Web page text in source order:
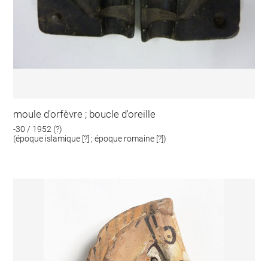
moule d'orfèvre ; boucle d'oreille
-30 / 1952 (?)
(époque islamique [?] ; époque romaine [?])